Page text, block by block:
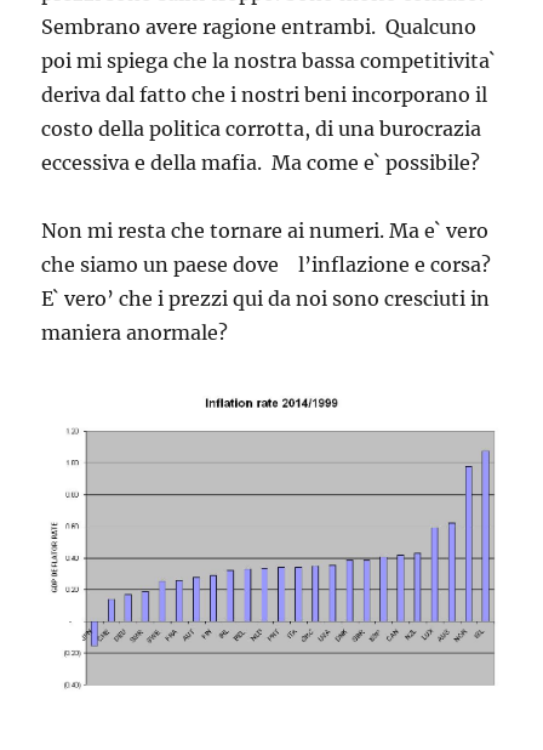
Sembrano avere ragione entrambi. Qualcuno
poi mi spiega che la nostra bassa competitivita`
deriva dal fatto che i nostri beni incorporano il
costo della politica corrotta, di una burocrazia
eccessiva e della mafia. Ma come e` possibile?
Non mi resta che tornare ai numeri. Ma e` vero
che siamo un paese dove l’inflazione e corsa?
E` vero’ che i prezzi qui da noi sono cresciuti in
maniera anormale?